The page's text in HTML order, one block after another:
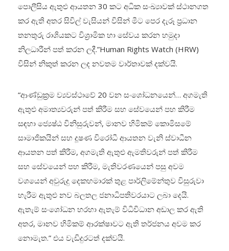
පොලීසිය ඇතුළු ආයතන 30 කට අධික සංඛ්‍යාවක් ස්ථානගත
කර ඇති අතර සිවිල් වැසියන් විසින් මීට පෙර දැරූ ප්‍රධාන
තනතුරු රාශියකට විශ්‍රාමික හා සේවය කරන හමුදා
නිලධාරීන් පත් කරන ලදී.”‍Human Rights Watch (HRW)
විසින් නිකුත් කරන ලද නවතම වාර්තාවක් දක්වයි.
“ආණ්ඩුක්‍රම ව්‍යවස්ථාවේ 20 වන සංශෝධනයෙන්… අගමැති
ඇතුළු අමාත්‍යවරුන් පත් කිරීම සහ සේවයෙන් පහ කිරීම
සඳහා ජ්‍යෙෂ්ඨ විනිසුරුවන්, මානව හිමිකම් කොමිසමේ
සාමාජිකයින් සහ දූෂණ විරෝධී ආයතන වැනි ස්වාධීන
ආයතන පත් කිරීම, අගමැති ඇතුළු ඇමතිවරුන් පත් කිරීම
සහ සේවයෙන් පහ කිරීම, මැතිවරණයෙන් පසු අවම
වශයෙන් අවුරුදු දෙකහමාරක් තුළ පාර්ලිමේන්තුව විසුරුවා
හැරීම ඇතුළු නව බලතල ජනාධිපතිවරයාට ලබා දෙයි.
ඇතැම් සංශෝධන හරහා ඇතැම් විධිවිධාන අඩාල කර ඇති
අතර, මානව හිමිකම් ආරක්ෂාවට ඇති තර්ජනය අවම කර
නොමැත.” එය වැඩිදුරටත් දක්වයි.